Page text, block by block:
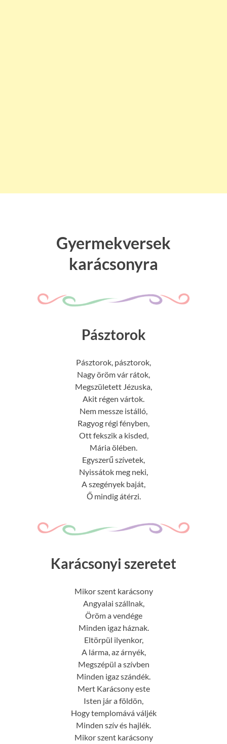
Gyermekversek
karácsonyra
Pásztorok
Pásztorok, pásztorok,
Nagy öröm vár rátok,
Megszületett Jézuska,
Akit régen vártok.
Nem messze istálló,
Ragyog régi fényben,
Ott fekszik a kisded,
Mária ölében.
Egyszerű szívetek,
Nyissátok meg neki,
A szegények baját,
Ő mindig átérzi.
Karácsonyi szeretet
Mikor szent karácsony
Angyalai szállnak,
Öröm a vendége
Minden igaz háznak.
Eltörpül ilyenkor,
A lárma, az árnyék,
Megszépül a szívben
Minden igaz szándék.
Mert Karácsony este
Isten jár a földön,
Hogy templomává váljék
Minden szív és hajlék.
Mikor szent karácsony